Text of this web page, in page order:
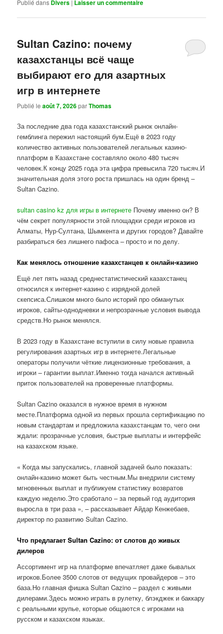
Publié dans Divers | Laisser un commentaire
Sultan Cazino: почему
казахстанцы всё чаще
выбирают его для азартных
игр в интернете
Publié leaoût 7, 2026parThomas
За последние два года казахстанский рынок онлайн-
гемблинга пережил настоящий бум.Ещё в 2023 году
количество активных пользователей легальных казино-
платформ в Казахстане составляло около 480 тысяч
человек.К концу 2025 года эта цифра превысила 720 тысяч.И
значительная доля этого роста пришлась на один бренд –
Sultan Cazino.
sultan casino kz для игры в интернете Почему именно он? В
чём секрет популярности этой площадки среди игроков из
Алматы, Нур-Султана, Шымкента и других городов? Давайте
разбираться без лишнего пафоса – просто и по делу.
Как менялось отношение казахстанцев к онлайн-казино
Ещё лет пять назад среднестатистический казахстанец
относился к интернет-казино с изрядной долей
скепсиса.Слишком много было историй про обманутых
игроков, сайты-однодневки и непрозрачные условия вывода
средств.Но рынок менялся.
В 2023 году в Казахстане вступили в силу новые правила
регулирования азартных игр в интернете.Легальные
операторы получили чёткие лицензионные требования, а
игроки – гарантии выплат.Именно тогда начался активный
приток пользователей на проверенные платформы.
Sultan Cazino оказался в нужное время в нужном
месте.Платформа одной из первых прошла сертификацию по
новым стандартам и предложила казахстанцам то, чего они
ждали: прозрачные условия, быстрые выплаты и интерфейс
на казахском языке.
« Когда мы запускались, главной задачей было показать:
онлайн-казино может быть честным.Мы внедрили систему
мгновенных выплат и публикуем статистику возвратов
каждую неделю.Это сработало – за первый год аудитория
выросла в три раза », – рассказывает Айдар Кенжебаев,
директор по развитию Sultan Cazino.
Что предлагает Sultan Cazino: от слотов до живых
дилеров
Ассортимент игр на платформе впечатляет даже бывалых
игроков.Более 3500 слотов от ведущих провайдеров – это
база.Но главная фишка Sultan Cazino – раздел с живыми
дилерами.Здесь можно играть в рулетку, блэкджек и баккару
с реальными крупье, которые общаются с игроками на
русском и казахском языках.